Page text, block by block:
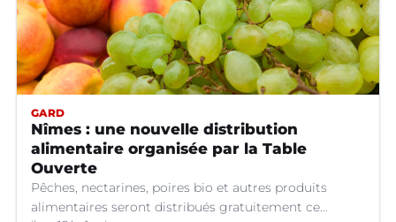
GARD
Nîmes : une nouvelle distribution
alimentaire organisée par la Table
Ouverte
Pêches, nectarines, poires bio et autres produits
alimentaires seront distribués gratuitement ce